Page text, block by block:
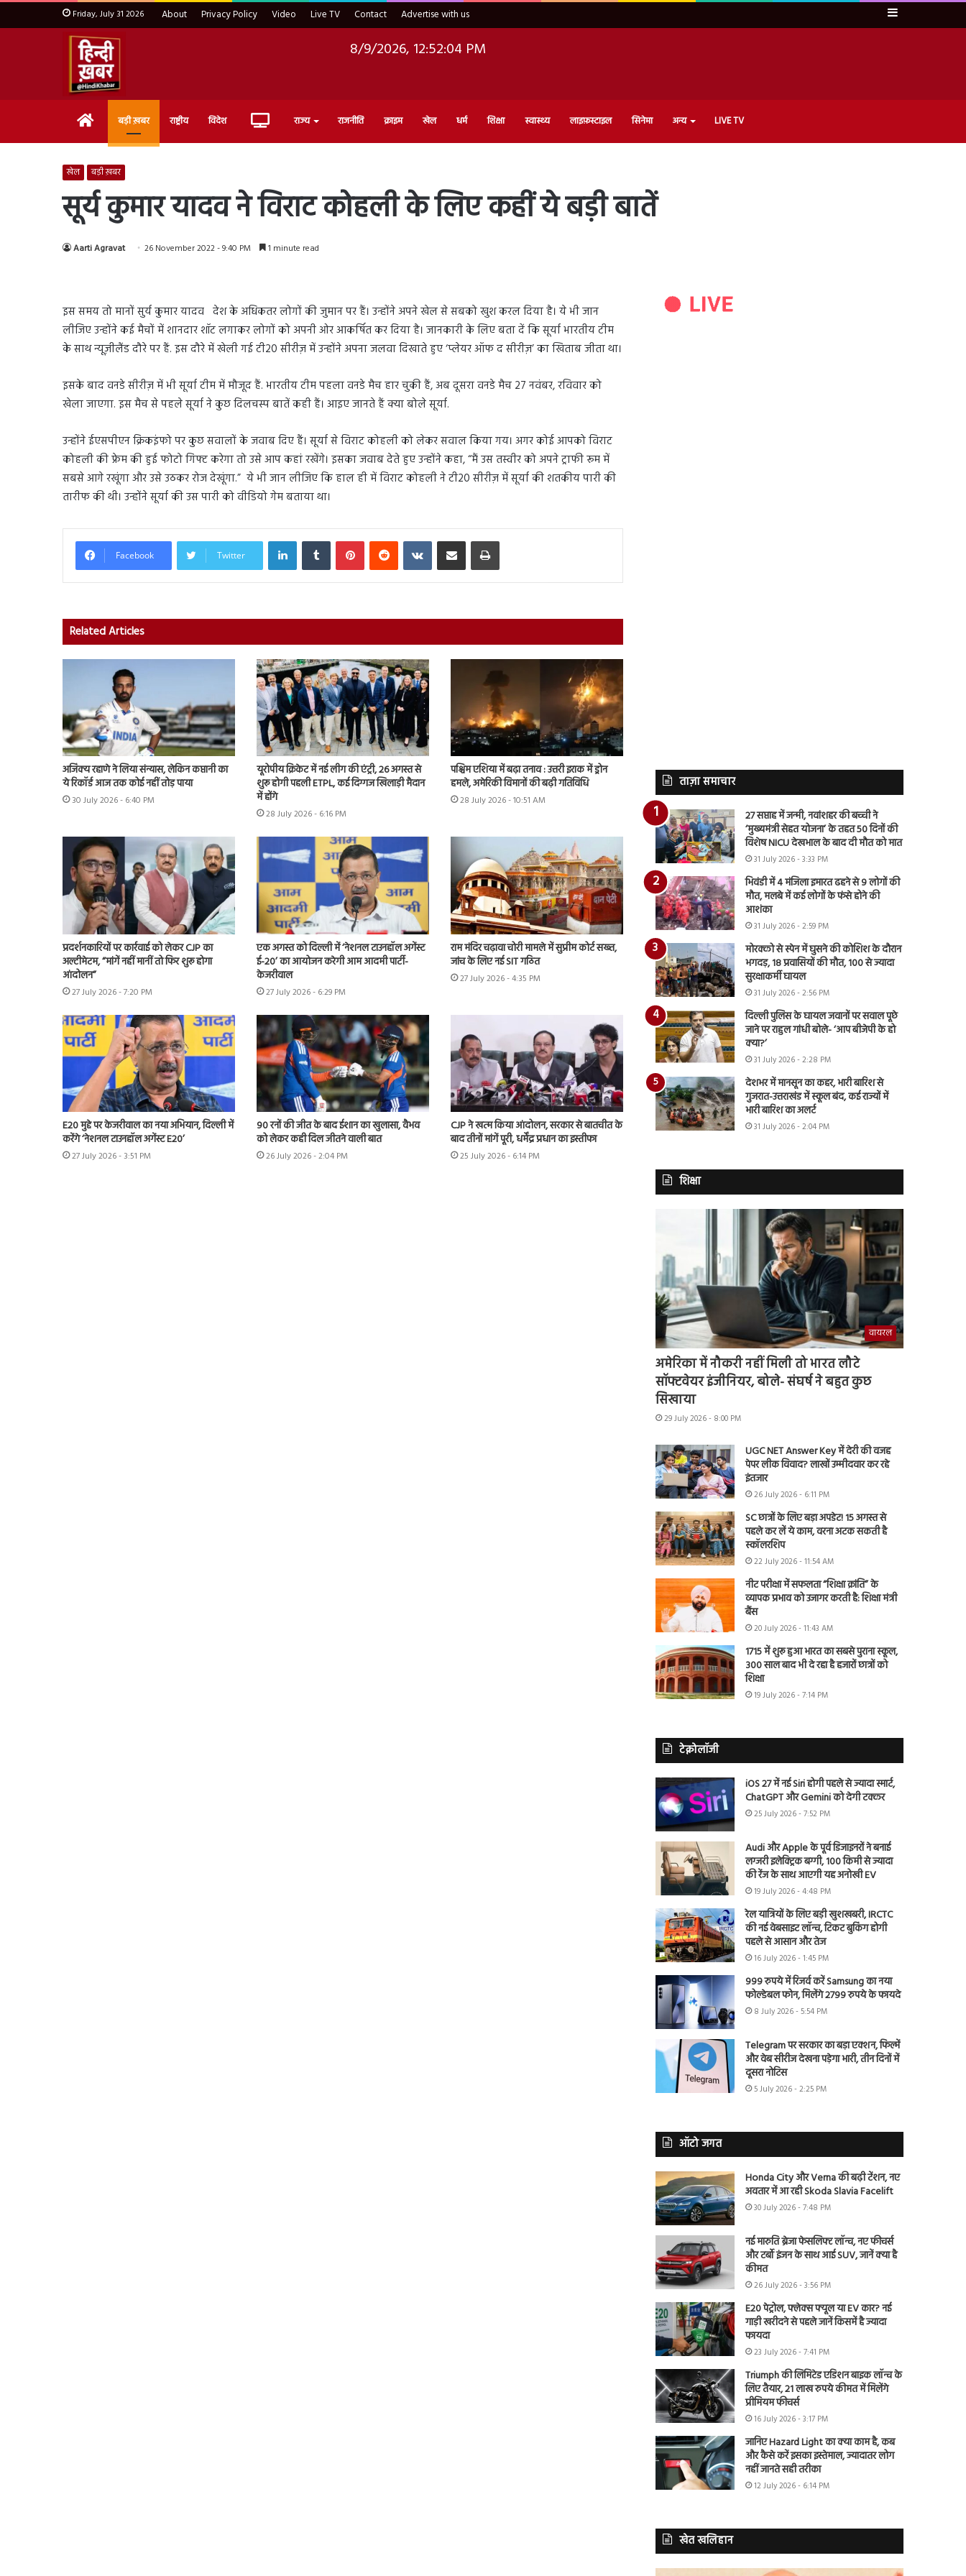
Friday, July 31 2026 About Privacy Policy Video Live TV Contact Advertise with us Sidebar
8/9/2026, 12:52:05 PM
Home बड़ी ख़बर राष्ट्रीय विदेश Live राज्य राजनीति क्राइम खेल धर्म शिक्षा स्वास्थ्य लाइफ़स्टाइल सिनेमा अन्य LIVE TV
खेल बड़ी ख़बर
सूर्य कुमार यादव ने विराट कोहली के लिए कहीं ये बड़ी बातें
Aarti Agravat 26 November 2022 - 9:40 PM 1 minute read
इस समय तो मानों सुर्य कुमार यादव देश के अधिकतर लोगों की जुमान पर हैं। उन्होंने अपने खेल से सबको खुश करल दिया है। ये भी जान
लीजिए उन्होंने कई मैचों में शानदार शॉट लगाकर लोगों को अपनी ओर आकर्षित कर दिया है। जानकारी के लिए बता दें कि सूर्या भारतीय टीम
के साथ न्यूज़ीलैंड दौरे पर हैं. इस दौरे में खेली गई टी20 सीरीज़ में उन्होंने अपना जलवा दिखाते हुए ‘प्लेयर ऑफ द सीरीज़’ का खिताब जीता था।
इसके बाद वनडे सीरीज़ में भी सूर्या टीम में मौजूद हैं. भारतीय टीम पहला वनडे मैच हार चुकी हैं, अब दूसरा वनडे मैच 27 नवंबर, रविवार को
खेला जाएगा. इस मैच से पहले सूर्या ने कुछ दिलचस्प बातें कही हैं। आइए जानते हैं क्या बोले सूर्या.
उन्होंने ईएसपीएन क्रिकइंफो पर कुछ सवालों के जवाब दिए हैं। सूर्या से विराट कोहली को लेकर सवाल किया गय। अगर कोई आपको विराट
कोहली की फ्रेम की हुई फोटो गिफ्ट करेगा तो उसे आप कहां रखेंगे। इसका जवाब देते हुए उन्होंने कहा, “मैं उस तस्वीर को अपने ट्राफी रूम में
सबसे आगे रखूंगा और उसे उठकर रोज देखूंगा.” ये भी जान लीजिए कि हाल ही में विराट कोहली ने टी20 सीरीज़ में सूर्या की शतकीय पारी की
तारीफ की थी। उन्होंने सूर्या की उस पारी को वीडियो गेम बताया था।
Facebook Twitter
LinkedInTumblr PinterestReddit VKontakteShare via Email Print
Related Articles
अजिंक्य रहाणे ने लिया संन्यास, लेकिन कप्तानी का
ये रिकॉर्ड आज तक कोई नहीं तोड़ पाया
30 July 2026 - 6:40 PM
यूरोपीय क्रिकेट में नई लीग की एंट्री, 26 अगस्त से
शुरू होगी पहली ETPL, कई दिग्गज खिलाड़ी मैदान
में होंगे
28 July 2026 - 6:16 PM
पश्चिम एशिया में बढ़ा तनाव : उत्तरी इराक में ड्रोन
हमले, अमेरिकी विमानों की बढ़ी गतिविधि
28 July 2026 - 10:51 AM
प्रदर्शनकारियों पर कार्रवाई को लेकर CJP का
अल्टीमेटम, “मांगें नहीं मानीं तो फिर शुरू होगा
आंदोलन”
27 July 2026 - 7:20 PM
एक अगस्त को दिल्ली में ‘नेशनल टाउनहॉल अगेंस्ट
ई-20’ का आयोजन करेगी आम आदमी पार्टी-
केजरीवाल
27 July 2026 - 6:29 PM
राम मंदिर चढ़ावा चोरी मामले में सुप्रीम कोर्ट सख्त,
जांच के लिए नई SIT गठित
27 July 2026 - 4:35 PM
E20 मुद्दे पर केजरीवाल का नया अभियान, दिल्ली में
करेंगे ‘नेशनल टाउनहॉल अगेंस्ट E20’
27 July 2026 - 3:51 PM
90 रनों की जीत के बाद ईशान का खुलासा, वैभव
को लेकर कही दिल जीतने वाली बात
26 July 2026 - 2:04 PM
CJP ने खत्म किया आंदोलन, सरकार से बातचीत के
बाद तीनों मांगें पूरी, धर्मेंद्र प्रधान का इस्तीफा
25 July 2026 - 6:14 PM
ताज़ा समाचार
27 सप्ताह में जन्मी, नवांशहर की बच्ची ने
‘मुख्यमंत्री सेहत योजना’ के तहत 50 दिनों की
विशेष NICU देखभाल के बाद दी मौत को मात
31 July 2026 - 3:33 PM
भिवंडी में 4 मंजिला इमारत ढहने से 9 लोगों की
मौत, मलबे में कई लोगों के फंसे होने की
आशंका
31 July 2026 - 2:59 PM
मोरक्को से स्पेन में घुसने की कोशिश के दौरान
भगदड़, 18 प्रवासियों की मौत, 100 से ज्यादा
सुरक्षाकर्मी घायल
31 July 2026 - 2:56 PM
दिल्ली पुलिस के घायल जवानों पर सवाल पूछे
जाने पर राहुल गांधी बोले- ‘आप बीजेपी के हो
क्या?’
31 July 2026 - 2:28 PM
देशभर में मानसून का कहर, भारी बारिश से
गुजरात-उत्तराखंड में स्कूल बंद, कई राज्यों में
भारी बारिश का अलर्ट
31 July 2026 - 2:04 PM
शिक्षा
वायरल
अमेरिका में नौकरी नहीं मिली तो भारत लौटे
सॉफ्टवेयर इंजीनियर, बोले- संघर्ष ने बहुत कुछ
सिखाया
29 July 2026 - 8:00 PM
UGC NET Answer Key में देरी की वजह
पेपर लीक विवाद? लाखों उम्मीदवार कर रहे
इंतजार
26 July 2026 - 6:11 PM
SC छात्रों के लिए बड़ा अपडेट! 15 अगस्त से
पहले कर लें ये काम, वरना अटक सकती है
स्कॉलरशिप
22 July 2026 - 11:54 AM
नीट परीक्षा में सफलता “शिक्षा क्रांति” के
व्यापक प्रभाव को उजागर करती है: शिक्षा मंत्री
बैंस
20 July 2026 - 11:43 AM
1715 में शुरू हुआ भारत का सबसे पुराना स्कूल,
300 साल बाद भी दे रहा है हजारों छात्रों को
शिक्षा
19 July 2026 - 7:14 PM
टेक्नोलॉजी
iOS 27 में नई Siri होगी पहले से ज्यादा स्मार्ट,
ChatGPT और Gemini को देगी टक्कर
25 July 2026 - 7:52 PM
Audi और Apple के पूर्व डिजाइनरों ने बनाई
लग्जरी इलेक्ट्रिक बग्गी, 100 किमी से ज्यादा
की रेंज के साथ आएगी यह अनोखी EV
19 July 2026 - 4:48 PM
रेल यात्रियों के लिए बड़ी खुशखबरी, IRCTC
की नई वेबसाइट लॉन्च, टिकट बुकिंग होगी
पहले से आसान और तेज
16 July 2026 - 1:45 PM
999 रुपये में रिजर्व करें Samsung का नया
फोल्डेबल फोन, मिलेंगे 2799 रुपये के फायदे
8 July 2026 - 5:54 PM
Telegram पर सरकार का बड़ा एक्शन, फिल्में
और वेब सीरीज देखना पड़ेगा भारी, तीन दिनों में
दूसरा नोटिस
5 July 2026 - 2:25 PM
ऑटो जगत
Honda City और Verna की बढ़ी टेंशन, नए
अवतार में आ रही Skoda Slavia Facelift
30 July 2026 - 7:48 PM
नई मारुति ब्रेजा फेसलिफ्ट लॉन्च, नए फीचर्स
और टर्बो इंजन के साथ आई SUV, जानें क्या है
कीमत
26 July 2026 - 3:56 PM
E20 पेट्रोल, फ्लेक्स फ्यूल या EV कार? नई
गाड़ी खरीदने से पहले जानें किसमें है ज्यादा
फायदा
23 July 2026 - 7:41 PM
Triumph की लिमिटेड एडिशन बाइक लॉन्च के
लिए तैयार, 21 लाख रुपये कीमत में मिलेंगे
प्रीमियम फीचर्स
16 July 2026 - 3:17 PM
जानिए Hazard Light का क्या काम है, कब
और कैसे करें इसका इस्तेमाल, ज्यादातर लोग
नहीं जानते सही तरीका
12 July 2026 - 6:14 PM
खेत खलिहान